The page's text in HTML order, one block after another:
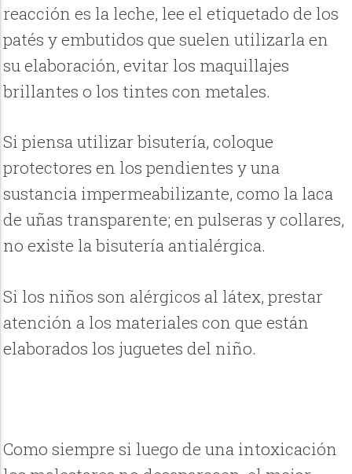
reacción es la leche, lee el etiquetado de los
patés y embutidos que suelen utilizarla en
su elaboración, evitar los maquillajes
brillantes o los tintes con metales.
Si piensa utilizar bisutería, coloque
protectores en los pendientes y una
sustancia impermeabilizante, como la laca
de uñas transparente; en pulseras y collares,
no existe la bisutería antialérgica.
Si los niños son alérgicos al látex, prestar
atención a los materiales con que están
elaborados los juguetes del niño.
Como siempre si luego de una intoxicación